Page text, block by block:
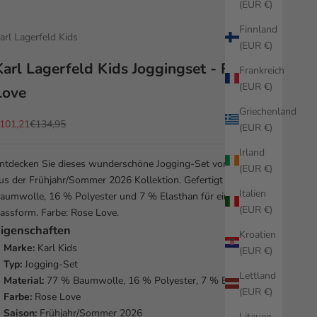
(EUR €)
Finnland
(EUR €)
Frankreich
(EUR €)
Griechenland
(EUR €)
Irland
(EUR €)
Italien
(EUR €)
Kroatien
(EUR €)
Lettland
(EUR €)
Lagerfeld Kids
Lagerfeld Kids Joggingset - Rose
Regulärer Preis
€134,95
Sie dieses wunderschöne Jogging-Set von Karl Kids
der Frühjahr/Sommer 2026 Kollektion. Gefertigt aus 77 %
16 % Polyester und 7 % Elasthan für eine bequeme
Farbe: Rose Love.
Marke: Karl Kids
Typ: Jogging-Set
Material: 77 % Baumwolle, 16 % Polyester, 7 % Elasthan
Farbe: Rose Love
Saison: Frühjahr/Sommer 2026